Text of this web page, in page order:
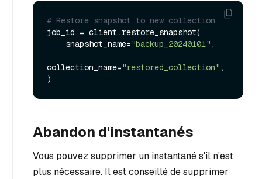
# Restore snapshot to new collection
job_id = client.restore_snapshot(
    snapshot_name=
"backup_20240101" ,
collection_name="restored_collection" ,
Abandon d'instantanés
Vous pouvez supprimer un instantané s'il n'est
plus nécessaire. Il est conseillé de supprimer